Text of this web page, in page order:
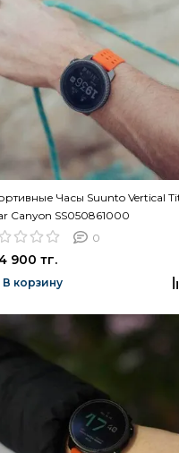
Часы Suunto Vertical
Canyon SS050861000
0
900 тг.
В корзину